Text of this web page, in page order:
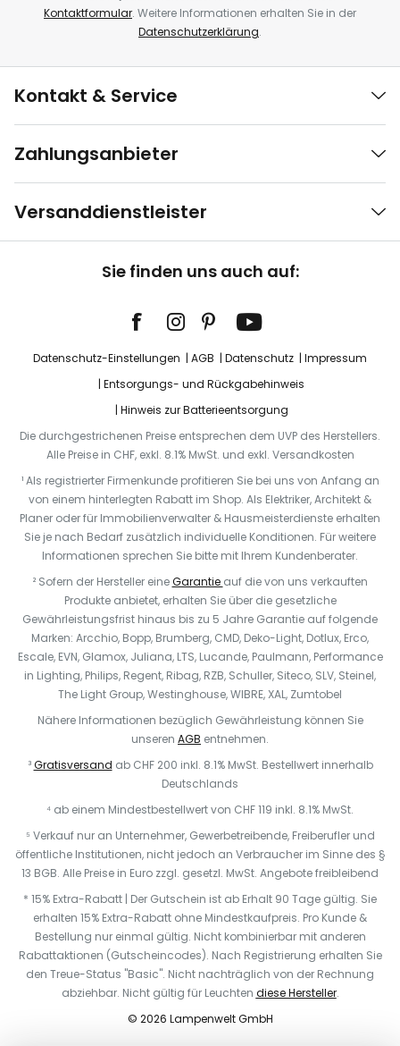
Kontaktformular. Weitere Informationen erhalten Sie in der
Datenschutzerklärung.
Kontakt & Service
Zahlungsanbieter
Versanddienstleister
Sie finden uns auch auf:
Datenschutz-Einstellungen AGB Datenschutz
Impressum
Entsorgungs- und Rückgabehinweis
Hinweis zur Batterieentsorgung
Die durchgestrichenen Preise entsprechen dem UVP des Herstellers.
Alle Preise in CHF, exkl. 8.1% MwSt. und exkl. Versandkosten
¹ Als registrierter Firmenkunde profitieren Sie bei uns von Anfang an
von einem hinterlegten Rabatt im Shop. Als Elektriker, Architekt &
Planer oder für Immobilienverwalter & Hausmeisterdienste erhalten
Sie je nach Bedarf zusätzlich individuelle Konditionen. Für weitere
Informationen sprechen Sie bitte mit Ihrem Kundenberater.
² Sofern der Hersteller eineGarantie auf die von uns verkauften
Produkte anbietet, erhalten Sie über die gesetzliche
Gewährleistungsfrist hinaus bis zu 5 Jahre Garantie auf folgende
Marken: Arcchio, Bopp, Brumberg, CMD, Deko-Light, Dotlux, Erco,
Escale, EVN, Glamox, Juliana, LTS, Lucande, Paulmann, Performance
in Lighting, Philips, Regent, Ribag, RZB, Schuller, Siteco, SLV, Steinel,
The Light Group, Westinghouse, WIBRE, XAL, Zumtobel
Nähere Informationen bezüglich Gewährleistung können Sie
unseren AGB entnehmen.
³Gratisversand ab CHF 200 inkl. 8.1% MwSt. Bestellwert innerhalb
Deutschlands
⁴ ab einem Mindestbestellwert von CHF 119 inkl. 8.1% MwSt.
⁵ Verkauf nur an Unternehmer, Gewerbetreibende, Freiberufler und
öffentliche Institutionen, nicht jedoch an Verbraucher im Sinne des §
13 BGB. Alle Preise in Euro zzgl. gesetzl. MwSt. Angebote freibleibend
* 15% Extra-Rabatt | Der Gutschein ist ab Erhalt 90 Tage gültig. Sie
erhalten 15% Extra-Rabatt ohne Mindestkaufpreis. Pro Kunde &
Bestellung nur einmal gültig. Nicht kombinierbar mit anderen
Rabattaktionen (Gutscheincodes). Nach Registrierung erhalten Sie
den Treue-Status "Basic". Nicht nachträglich von der Rechnung
abziehbar. Nicht gültig für Leuchten diese Hersteller.
© 2026 Lampenwelt GmbH